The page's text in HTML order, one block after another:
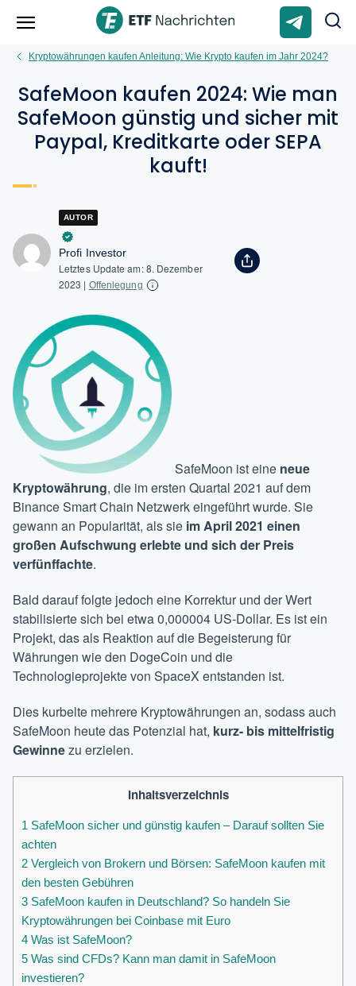
Kryptowährungen kaufen Anleitung: Wie Krypto kaufen im Jahr 2024?
SafeMoon kaufen 2024: Wie man
SafeMoon günstig und sicher mit
Paypal, Kreditkarte oder SEPA
kauft!
AUTOR
Profi Investor
Letztes Update am:8. Dezember
2023 | Offenlegung
SafeMoon ist eine neue
Kryptowährung, die im ersten Quartal 2021 auf dem
Binance Smart Chain Netzwerk eingeführt wurde. Sie
gewann an Popularität, als sie im April 2021 einen
großen Aufschwung erlebte und sich der Preis
verfünffachte.
Bald darauf folgte jedoch eine Korrektur und der Wert
stabilisierte sich bei etwa 0,000004 US-Dollar. Es ist ein
Projekt, das als Reaktion auf die Begeisterung für
Währungen wie den DogeCoin und die
Technologieprojekte von SpaceX entstanden ist.
Dies kurbelte mehrere Kryptowährungen an, sodass auch
SafeMoon heute das Potenzial hat, kurz- bis mittelfristig
Gewinnezu erzielen.
Inhaltsverzeichnis
1 SafeMoon sicher und günstig kaufen – Darauf sollten Sie
achten
2 Vergleich von Brokern und Börsen: SafeMoon kaufen mit
den besten Gebühren
3 SafeMoon kaufen in Deutschland? So handeln Sie
Kryptowährungen bei Coinbase mit Euro
4 Was ist SafeMoon?
5 Was sind CFDs? Kann man damit in SafeMoon
investieren?